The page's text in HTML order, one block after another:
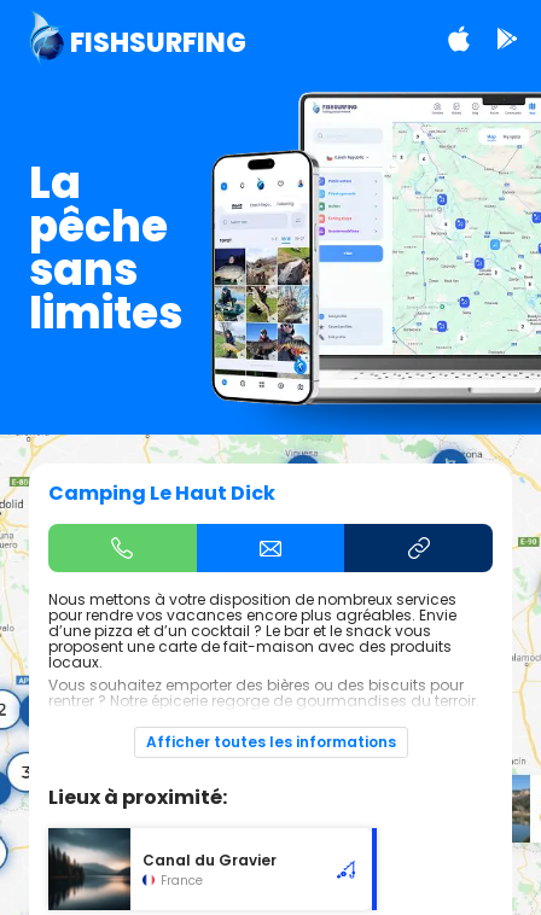
FISHSURFING
La
pêche
sans
limites
Camping Le Haut Dick
Nous mettons à votre disposition de nombreux services
pour rendre vos vacances encore plus agréables. Envie
d’une pizza et d’un cocktail ? Le bar et le snack vous
proposent une carte de fait-maison avec des produits
locaux.
Vous souhaitez emporter des bières ou des biscuits pour
rentrer ? Notre épicerie regorge de gourmandises du terroir.
Des croissants pour le petit-déjeuner ? Vous pouvez
commander du pain et des viennoiseries tous les jours pour
le lendemain.
vente à la réception.
journée.
Pas de place dans la voiture pour le lit parapluie ? Pensez à
réserver le kit bébé en même temps que votre séjour. Et en
plus, vous pouvez profiter du barbecue collectif
gratuitement, ou bien louer votre barbecue individuel.
Afficher toutes les informations
Lieux à proximité:
Canal du Gravier
France